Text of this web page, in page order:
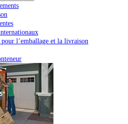
pour l’emballage et la livraison